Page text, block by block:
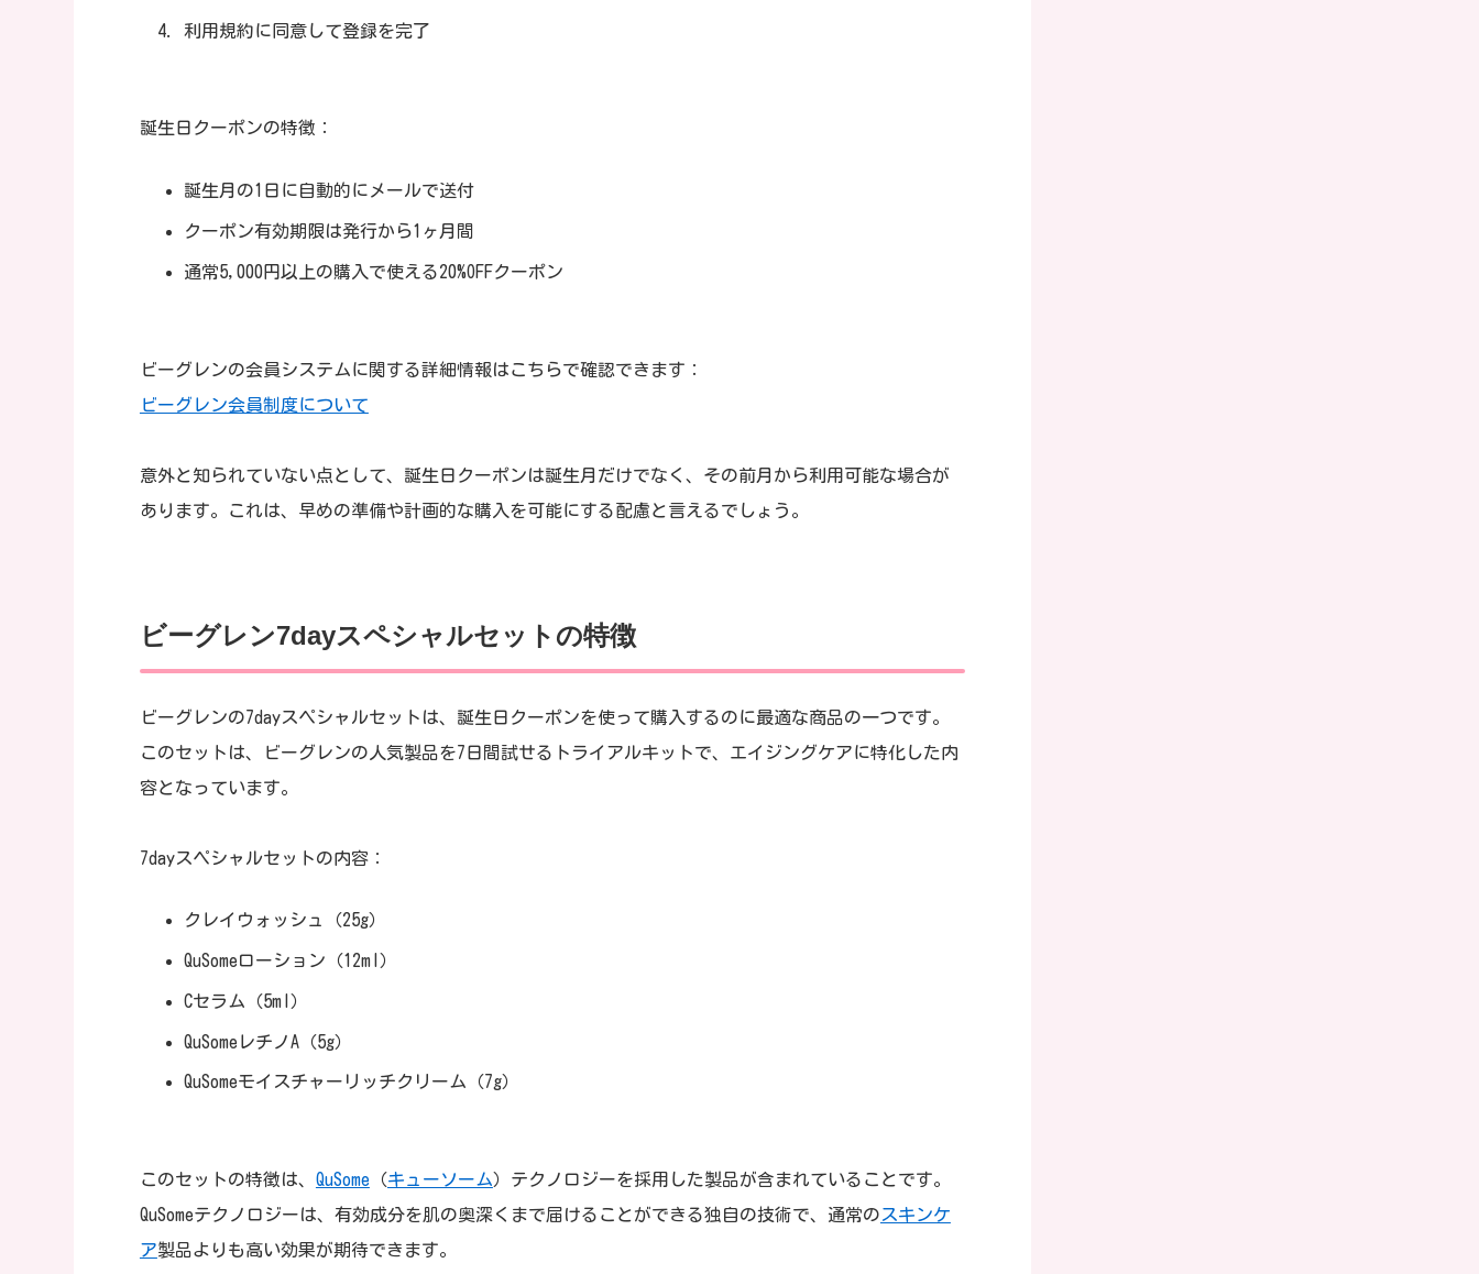
利用規約に同意して登録を完了
誕生日クーポンの特徴：
誕生月の1日に自動的にメールで送付
クーポン有効期限は発行から1ヶ月間
通常5,000円以上の購入で使える20%OFFクーポン
ビーグレンの会員システムに関する詳細情報はこちらで確認できます：
ビーグレン会員制度について
意外と知られていない点として、誕生日クーポンは誕生月だけでなく、その前月から利用可能な場合が
あります。これは、早めの準備や計画的な購入を可能にする配慮と言えるでしょう。
ビーグレン7dayスペシャルセットの特徴
ビーグレンの7dayスペシャルセットは、誕生日クーポンを使って購入するのに最適な商品の一つです。
このセットは、ビーグレンの人気製品を7日間試せるトライアルキットで、エイジングケアに特化した内
容となっています。
7dayスペシャルセットの内容：
クレイウォッシュ（25g）
QuSomeローション（12ml）
Cセラム（5ml）
QuSomeレチノA（5g）
QuSomeモイスチャーリッチクリーム（7g）
このセットの特徴は、 QuSome （キューソーム）テクノロジーを採用した製品が含まれていることです。
QuSomeテクノロジーは、有効成分を肌の奥深くまで届けることができる独自の技術で、通常のスキンケ
ア製品よりも高い効果が期待できます。